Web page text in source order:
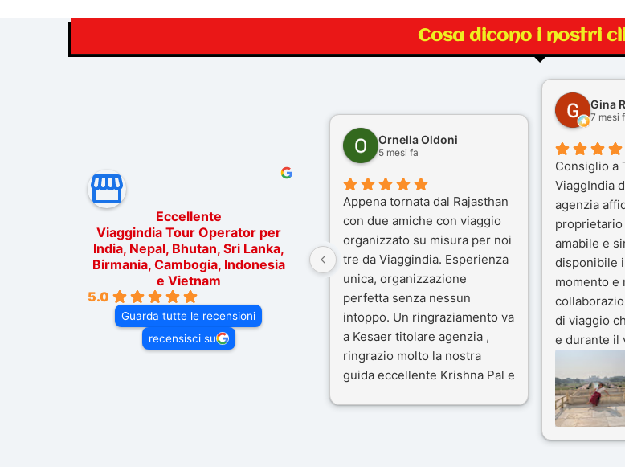
Cosa dicono i nostri
Eccellente
Viaggindia Tour Operator per
India, Nepal, Bhutan, Sri Lanka,
Birmania, Cambogia, Indonesia
e Vietnam
5.0
Guarda tutte le recensioni
recensisci su
Ornella Oldoni
5 mesi fa
Appena tornata dal Rajasthan
con due amiche con viaggio
organizzato su misura per noi
tre da Viaggindia. Esperienza
unica, organizzazione
perfetta senza nessun
intoppo. Un ringraziamento va
a Kesaer titolare agenzia ,
ringrazio molto la nostra
guida eccellente Krishna Pal e
Gina
7 mesi
Consiglio a
ViaggIndia
agenzia
proprietario
amabile e
disponibile
momento e
di viaggio
e durante il
Siamo
India a
amici e il
del